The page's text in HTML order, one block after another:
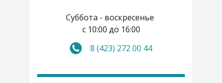
Суббота - воскресенье
с 10:00 до 16:00
8 (423) 272 00 44